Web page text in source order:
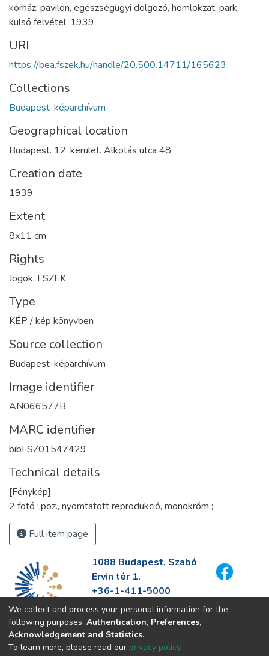
kórház, pavilon, egészségügyi dolgozó, homlokzat, park,
külső felvétel, 1939
URI
https://bea.fszek.hu/handle/20.500.14711/165623
Collections
Budapest-képarchívum
Geographical location
Budapest. 12. kerület. Alkotás utca 48.
Creation date
1939
Extent
8x11 cm
Rights
Jogok: FSZEK
Type
KÉP / kép könyvben
Source collection
Budapest-képarchívum
Image identifier
AN066577B
MARC identifier
bibFSZ01547429
Technical details
[Fénykép]
2 fotó :,poz., nyomtatott reprodukció, monokróm ;
Full item page
1088 Budapest, Szabó
Ervin tér 1.
+36-1-411-5000
info@fszek.hu
https://fszek.hu
We collect and process your personal information for the
following purposes: Authentication, Preferences,
Acknowledgement and Statistics.
To learn more, please read our privacy policy.